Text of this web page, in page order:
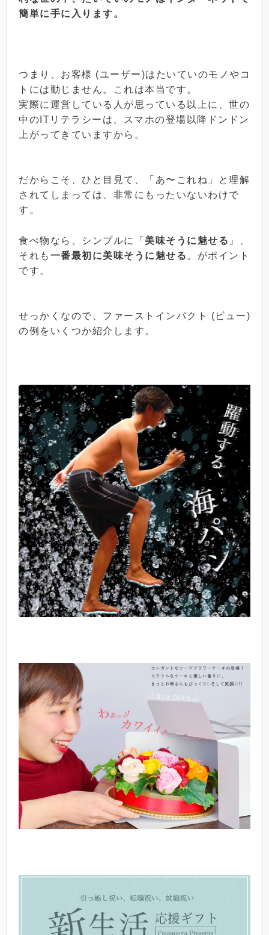
簡単に手に入ります。
つまり、お客様 (ユーザー)はたいていのモノやコ
トには動じません。これは本当です。
実際に運営している人が思っている以上に、世の
中のITリテラシーは、スマホの登場以降ドンドン
上がってきていますから。
だからこそ、ひと目見て、「あ〜これね」と理解
されてしまっては、非常にもったいないわけで
す。
食べ物なら、シンプルに「 美味そうに魅せる 」、
それも 一番最初に美味そうに魅せる 。がポイント
です。
せっかくなので、ファーストインパクト (ビュー)
の例をいくつか紹介します。